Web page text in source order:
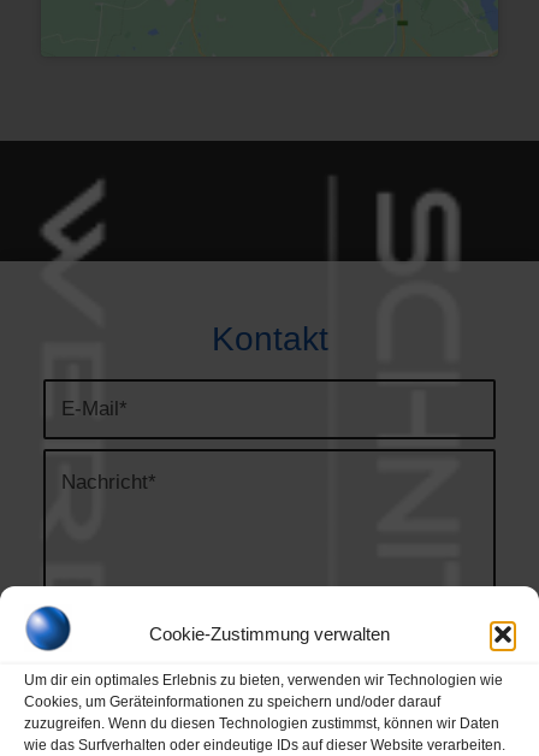
Cookie-Zustimmung verwalten
Um dir ein optimales Erlebnis zu bieten, verwenden wir Technologien wie
Cookies, um Geräteinformationen zu speichern und/oder darauf
zuzugreifen. Wenn du diesen Technologien zustimmst, können wir Daten
wie das Surfverhalten oder eindeutige IDs auf dieser Website verarbeiten.
Kontakt
Ich habe dieDatenschutzerklärunggelesen